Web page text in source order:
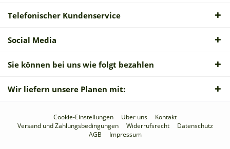
Telefonischer Kundenservice
Social Media
Sie können bei uns wie folgt bezahlen
Wir liefern unsere Planen mit:
Cookie-Einstellungen Über uns
Kontakt
Versand und Zahlungsbedingungen
Widerrufsrecht
Datenschutz
AGB
Impressum